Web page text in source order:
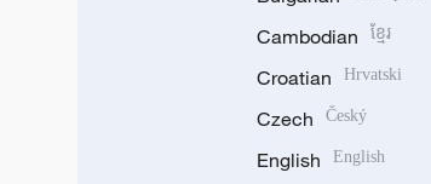
Cambodian ខ្មែរ
Croatian Hrvatski
Czech Český
English English